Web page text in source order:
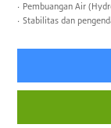
Pembuangan Air
Stabilitas dan